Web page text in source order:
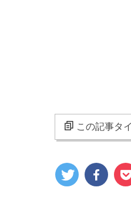
この記事タ